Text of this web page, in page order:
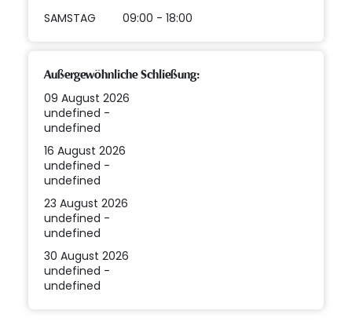
SAMSTAG
09:00 - 18:00
Außergewöhnliche Schließung:
09 August 2026
undefined -
undefined
16 August 2026
undefined -
undefined
23 August 2026
undefined -
undefined
30 August 2026
undefined -
undefined